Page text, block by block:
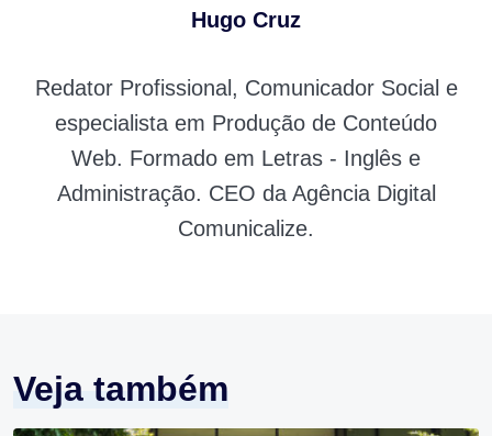
Hugo Cruz
Redator Profissional, Comunicador Social e
especialista em Produção de Conteúdo
Web. Formado em Letras - Inglês e
Administração. CEO da Agência Digital
Comunicalize.
Veja também